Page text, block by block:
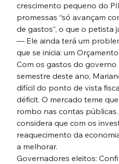
crescimento pequeno do
promessas “só avançam
de gastos”, o que o petista
— Ele ainda terá um
que se inicia: um
Com os gastos do
semestre deste ano,
difícil do ponto de vista
déficit. O mercado teme
rombo nas contas
considera que com os
reaquecimento da
a melhorar.
Governadores eleitos: